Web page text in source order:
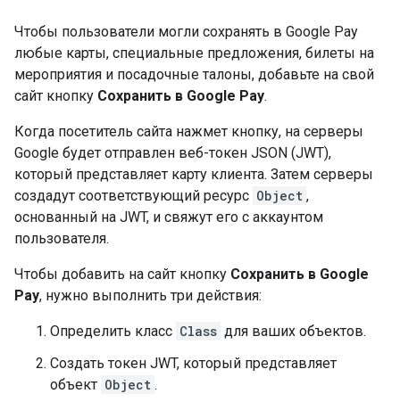
Чтобы пользователи могли сохранять в Google Pay
любые карты, специальные предложения, билеты на
мероприятия и посадочные талоны, добавьте на свой
сайт кнопку Сохранить в Google Pay.
Когда посетитель сайта нажмет кнопку, на серверы
Google будет отправлен веб-токен JSON (JWT),
который представляет карту клиента. Затем серверы
создадут соответствующий ресурс Object ,
основанный на JWT, и свяжут его с аккаунтом
пользователя.
Чтобы добавить на сайт кнопку Сохранить в Google
Pay, нужно выполнить три действия:
Определить класс Class для ваших объектов.
Создать токен JWT, который представляет
объект Object .